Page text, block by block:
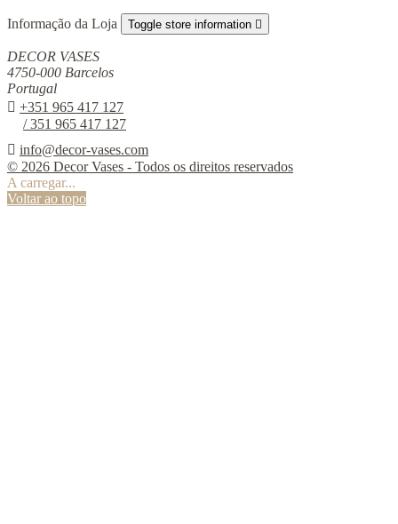
Informação da Loja Toggle store information 
DECOR VASES
4750-000 Barcelos
Portugal
 +351 965 417 127
/ 351 965 417 127
 info@decor-vases.com
© 2026 Decor Vases - Todos os direitos reservados
A carregar...
Voltar ao topo